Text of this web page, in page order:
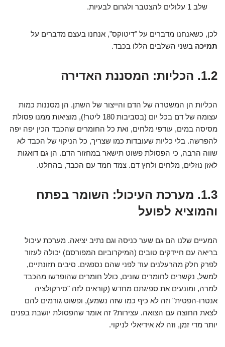
שלב 1 עלולים להצטבר ולגרום לבעיות.
לכן, כשאנחנו מדברים על "דיטוקס", אנחנו בעצם מדברים על
תמיכה בשני השלבים הללו בכבד.
1.2. הכליות: המסננת האדירה
הכליות הן המשטרה של הדם והייצור של השתן. הן מסננות כמות
עצומה של דם בכל יום (בסביבות 180 ליטר!), מוציאות ממנו פסולת
מסיסה במים, עודפי מלחים, ואת כל החומרים שהכבד הכין יפה יפה
להפרשה. בלי כליות שעובדות כמו שצריך, כל הניקוי של הכבד לא
שווה הרבה, כי הפסולת פשוט תישאר במחזור הדם. הן גם דואגות
לאזן נוזלים, מלחים ולחץ דם. צמד חמד עם הכבד, בהחלט.
1.3. מערכת העיכול: השומר בפתח
והמוציא לפועל
המעיים שלנו הם גם שער כניסה וגם נתיב יציאה. מערכת עיכול
בריאה עם חיידקים טובים (המיקרוביום המפורסם) יכולה לעזור
לפרק חלק מהרעלנים עוד לפני שהם נספגים. סיבים תזונתיים,
למשל, נקשרים לחומרים שונים, כולל חומרים שהופרשו מהכבד
למרה, ומונעים את ספיגתם מחדש (קוראים לזה "סירקולציה
אנטרו-הפטית" וזה לא כיף כמו שזה נשמע), ופשוט גורמים להם
לצאת החוצה עם הצואה. עצירות? זה אומר שהפסולת יושבת בפנים
יותר מדי זמן, וזה לא אידיאלי לניקוי.